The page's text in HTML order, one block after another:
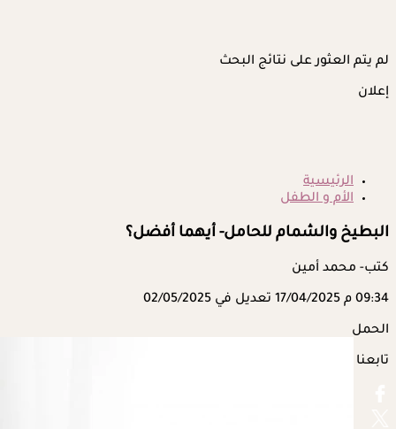
لم يتم العثور على نتائج البحث
إعلان
الرئيسية
الأم و الطفل
البطيخ والشمام للحامل- أيهما أفضل؟
كتب- محمد أمين
09:34 م 17/04/2025 تعديل في 02/05/2025
الحمل
تابعنا على